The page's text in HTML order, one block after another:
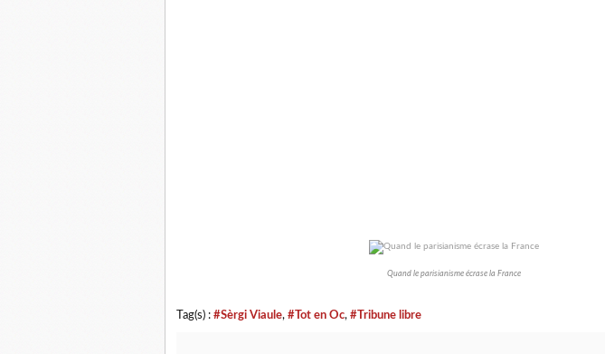
Quand le parisianisme écrase la France
Tag(s) : #Sèrgi Viaule, #Tot en Oc, #Tribune libre